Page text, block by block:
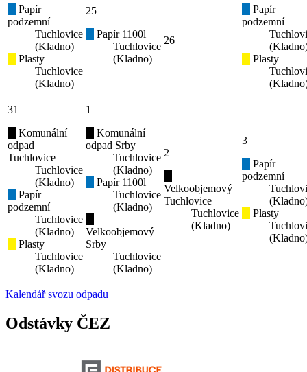
Papír
podzemní
Tuchlovice
(Kladno)
Plasty
Tuchlovice
(Kladno)
25
Papír 1100l
Tuchlovice
(Kladno)
26
Papír
podzemní
Plasty
31
Komunální
odpad
Tuchlovice
Tuchlovice
(Kladno)
Papír
podzemní
Tuchlovice
(Kladno)
Plasty
Tuchlovice
(Kladno)
1
Komunální
odpad Srby
Tuchlovice
(Kladno)
Papír 1100l
Tuchlovice
(Kladno)
Velkoobjemový
Srby
Tuchlovice
(Kladno)
2
Velkoobjemový
Tuchlovice
Tuchlovice
(Kladno)
3
Papír
podzemní
Plasty
Kalendář svozu odpadu
Odstávky ČEZ